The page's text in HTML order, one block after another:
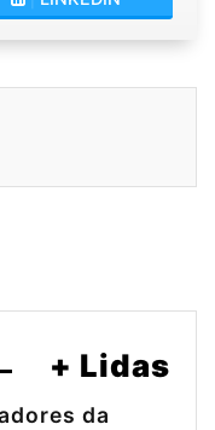
+ Lidas
da